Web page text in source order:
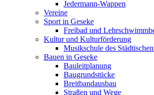
Jedermann-Wappen
Vereine
Sport in Geseke
Freibad und
Kultur und Kulturförderung
Musikschule des
Bauen in Geseke
Bauleitplanung
Baugrundstücke
Breitbandausbau
Straßen und Wege